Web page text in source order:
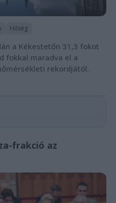
Hőség
a Kékestetőn 31,3 fokot
fokkal maradva el a
rekordjától.
frakció az